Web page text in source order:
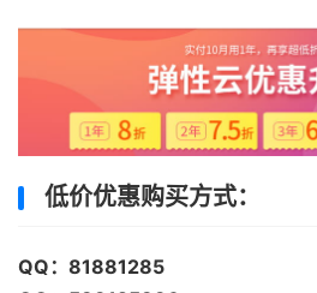
低价优惠购买方式：
QQ：81881285